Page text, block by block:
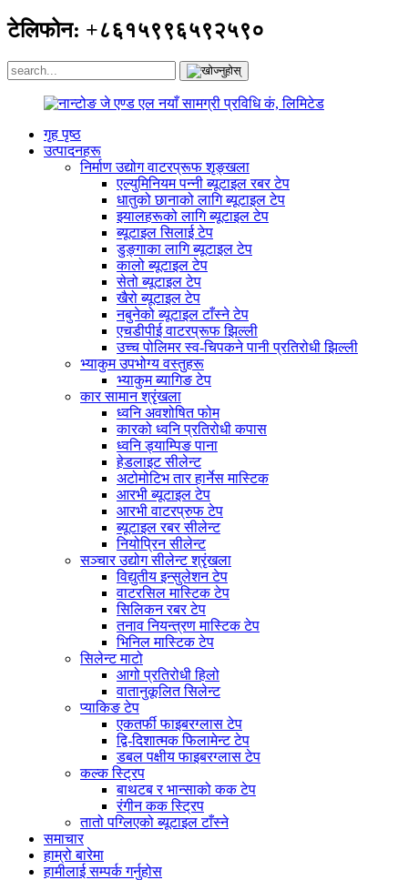
टेलिफोन: +८६१५९९६५९२५९०
गृह पृष्ठ
उत्पादनहरू
निर्माण उद्योग वाटरप्रूफ शृङ्खला
एल्युमिनियम पन्नी ब्यूटाइल रबर टेप
धातुको छानाको लागि ब्यूटाइल टेप
झ्यालहरूको लागि ब्यूटाइल टेप
ब्यूटाइल सिलाई टेप
डुङ्गाका लागि ब्यूटाइल टेप
कालो ब्यूटाइल टेप
सेतो ब्यूटाइल टेप
खैरो ब्यूटाइल टेप
नबुनेको ब्यूटाइल टाँस्ने टेप
एचडीपीई वाटरप्रूफ झिल्ली
उच्च पोलिमर स्व-चिपकने पानी प्रतिरोधी झिल्ली
भ्याकुम उपभोग्य वस्तुहरू
भ्याकुम ब्यागिङ टेप
कार सामान श्रृंखला
ध्वनि अवशोषित फोम
कारको ध्वनि प्रतिरोधी कपास
ध्वनि ड्याम्पिङ पाना
हेडलाइट सीलेन्ट
अटोमोटिभ तार हार्नेस मास्टिक
आरभी ब्यूटाइल टेप
आरभी वाटरप्रुफ टेप
ब्यूटाइल रबर सीलेन्ट
नियोप्रिन सीलेन्ट
सञ्चार उद्योग सीलेन्ट श्रृंखला
विद्युतीय इन्सुलेशन टेप
वाटरसिल मास्टिक टेप
सिलिकन रबर टेप
तनाव नियन्त्रण मास्टिक टेप
भिनिल मास्टिक टेप
सिलेन्ट माटो
आगो प्रतिरोधी हिलो
वातानुकूलित सिलेन्ट
प्याकिङ टेप
एकतर्फी फाइबरग्लास टेप
द्वि-दिशात्मक फिलामेन्ट टेप
डबल पक्षीय फाइबरग्लास टेप
कल्क स्ट्रिप
बाथटब र भान्साको कक टेप
रंगीन कक स्ट्रिप
तातो पग्लिएको ब्यूटाइल टाँस्ने
समाचार
हाम्रो बारेमा
हामीलाई सम्पर्क गर्नुहोस